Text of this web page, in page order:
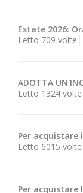
Estate 2026:
Letto 709 volte
ADOTTA
Letto 1324 volte
Per acquistare
Letto 6015 volte
Per acquistare